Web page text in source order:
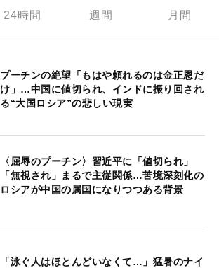
24時間 週間 月間
プーチンの絶望「もはや頼れるのは金正恩だ
け」…中国に値切られ、インドに振り回され
る“大国ロシア”の悲しい現実
〈屈辱のプーチン〉習近平に「値切られ」
「無視され」まるで主従関係…苦境深刻化の
ロシアが中国の属国になりつつある背景
「泳ぐ人はほとんどいなくて…」猛暑のナイ